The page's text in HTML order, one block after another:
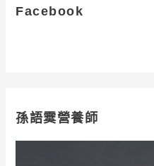
字
Facebook
孫語霙營養師